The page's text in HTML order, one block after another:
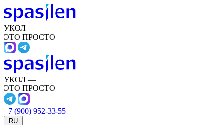
УКОЛ —
ЭТО ПРОСТО
УКОЛ —
ЭТО ПРОСТО
+7 (900) 952-33-55
RU